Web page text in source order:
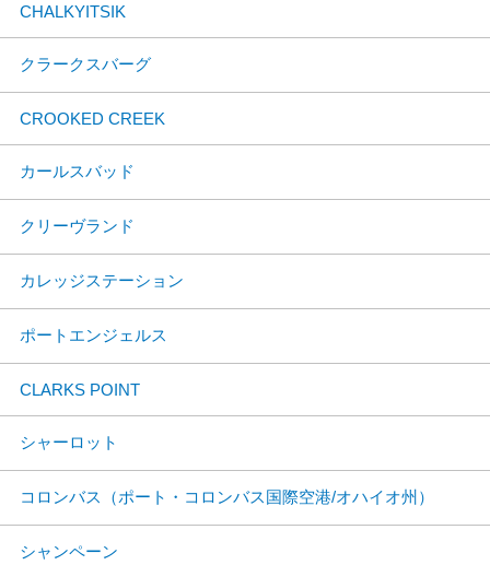
CHALKYITSIK
クラークスバーグ
CROOKED CREEK
カールスバッド
クリーヴランド
カレッジステーション
ポートエンジェルス
CLARKS POINT
シャーロット
コロンバス（ポート・コロンバス国際空港/オハイオ州）
シャンペーン